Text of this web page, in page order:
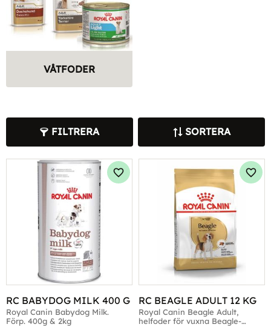
VÅTFODER
FILTRERA SORTERA
RC BABYDOG MILK 400 G
Royal Canin Babydog Milk.
Förp. 400g & 2kg
Lägg till i favoriter
RC BEAGLE ADULT 12 KG
Royal Canin Beagle Adult,
helfoder för vuxna Beagle-